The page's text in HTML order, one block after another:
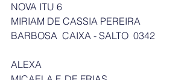
NOVA ITU 6
MIRIAM DE CASSIA PEREIRA
BARBOSA  CAIXA - SALTO  0342
ALEXA